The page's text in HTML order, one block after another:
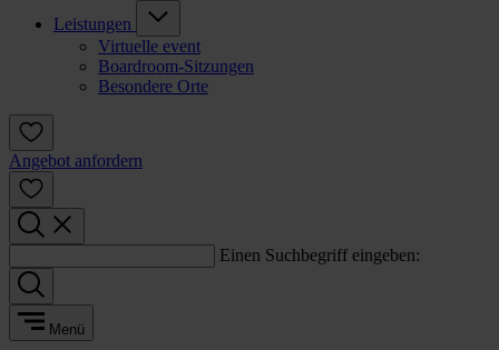
Leistungen
Virtuelle event
Boardroom-Sitzungen
Besondere Orte
Angebot anfordern
Einen Suchbegriff eingeben:
Menü